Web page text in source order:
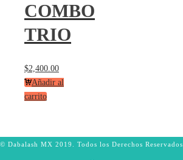
COMBO
TRIO
$2,400.00
Añadir al
carrito
© Dabalash MX 2019. Todos los Derechos Reservados.